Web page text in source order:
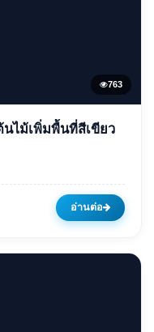
763
ยรติฯ ปลูก
ว ทต.บ้าน
นไม้เพิ่มพื้นที่สีเขียว
อ่านต่อ